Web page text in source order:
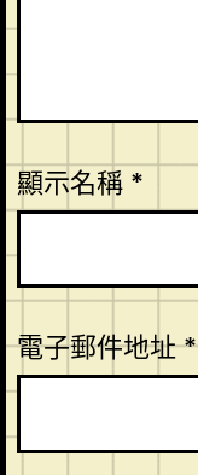
顯示名稱 *
電子郵件地址*